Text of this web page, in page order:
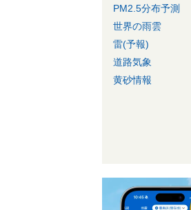
PM2.5分布予測
世界の雨雲
雷(予報)
道路気象
黄砂情報